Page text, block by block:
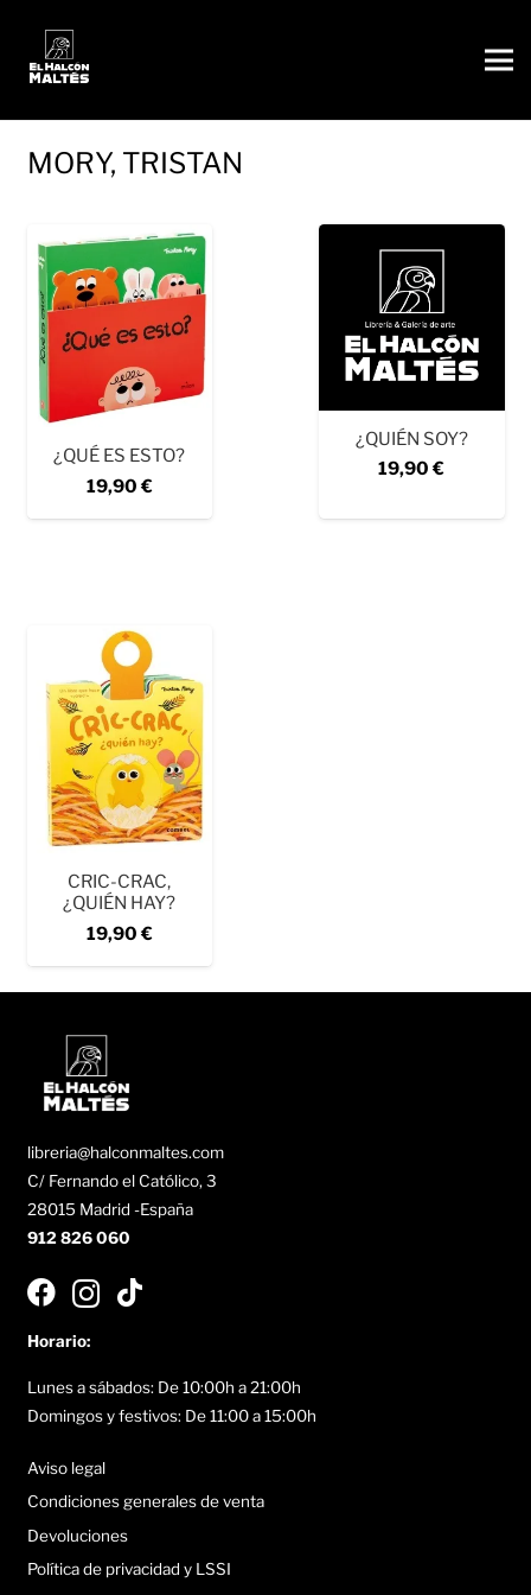
MORY, TRISTAN
¿QUÉ ES ESTO?
19,90 €
¿QUIÉN SOY?
19,90€
CRIC-CRAC,
¿QUIÉN HAY?
19,90 €
libreria@halconmaltes.com
C/ Fernando el Católico, 3
28015 Madrid -España
912 826 060
Horario:
Lunes a sábados: De 10:00h a 21:00h
Domingos y festivos: De 11:00 a 15:00h
Aviso legal
Condiciones generales de venta
Devoluciones
Política de privacidad y LSSI